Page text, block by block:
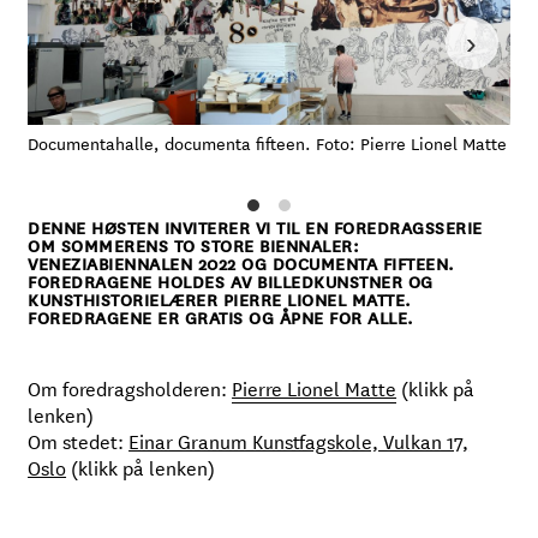
Documentahalle, documenta fifteen. Foto: Pierre Lionel Matte
›
DENNE HØSTEN INVITERER VI TIL EN FOREDRAGSSERIE
OM SOMMERENS TO STORE BIENNALER:
VENEZIABIENNALEN 2022 OG DOCUMENTA FIFTEEN.
FOREDRAGENE HOLDES AV BILLEDKUNSTNER OG
KUNSTHISTORIELÆRER PIERRE LIONEL MATTE.
FOREDRAGENE ER GRATIS OG ÅPNE FOR ALLE.
Om foredragsholderen: Pierre Lionel Matte (klikk på
lenken)
Om stedet: Einar Granum Kunstfagskole, Vulkan 17,
Oslo (klikk på lenken)